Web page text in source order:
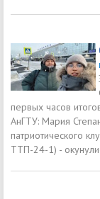
первых часов
АнГТУ: Мария
патриотического
ТТП-24-1) -